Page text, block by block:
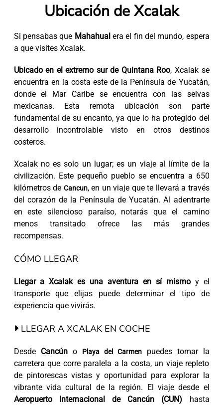
Ubicación de Xcalak
Si pensabas que Mahahualera el fin del mundo, espera
a que visites Xcalak.
Ubicado en el extremo sur de Quintana Roo, Xcalak se
encuentra en la costa este de la Península de Yucatán,
donde el Mar Caribe se encuentra con las selvas
mexicanas. Esta remota ubicación son parte
fundamental de su encanto, ya que lo ha protegido del
desarrollo incontrolable visto en otros destinos
costeros.
Xcalak no es solo un lugar; es un viaje al límite de la
civilización. Este pequeño pueblo se encuentra a 650
kilómetros de Cancun, en un viaje que te llevará a través
del corazón de la Península de Yucatán. Al adentrarte
en este silencioso paraíso, notarás que el camino
menos transitado ofrece las más grandes
recompensas.
CÓMO LLEGAR
Llegar a Xcalak es una aventura en sí mismoy el
transporte que elijas puede determinar el tipo de
experiencia que vivirás.
LLEGAR A XCALAK EN COCHE
Desde Cancúno Playa del Carmenpuedes tomar la
carretera que corre paralela a la costa, un viaje repleto
de pintorescas vistas y oportunidad para explorar la
vibrante vida cultural de la región. El viaje desde el
Aeropuerto Internacional de Cancún (CUN) hasta